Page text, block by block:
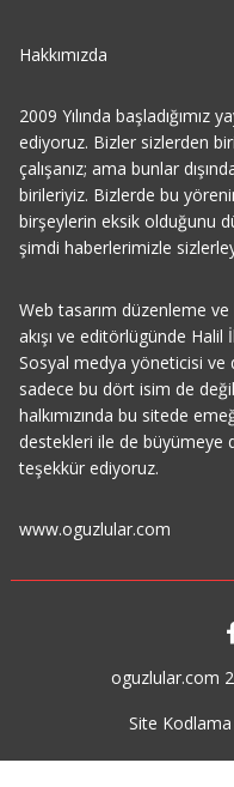
Hakkımızda
2009 Yılında başladığımız
ediyoruz. Bizler sizlerden
çalışanız; ama bunlar
birileriyiz. Bizlerde bu
birşeylerin eksik olduğunu
şimdi haberlerimizle
Web tasarım düzenleme
akışı ve editörlügünde
Sosyal medya yöneticisi ve
sadece bu dört isim de
halkımızında bu sitede
destekleri ile de büyümeye
teşekkür ediyoruz.
www.oguzlular.com
oguzlular.com
Site